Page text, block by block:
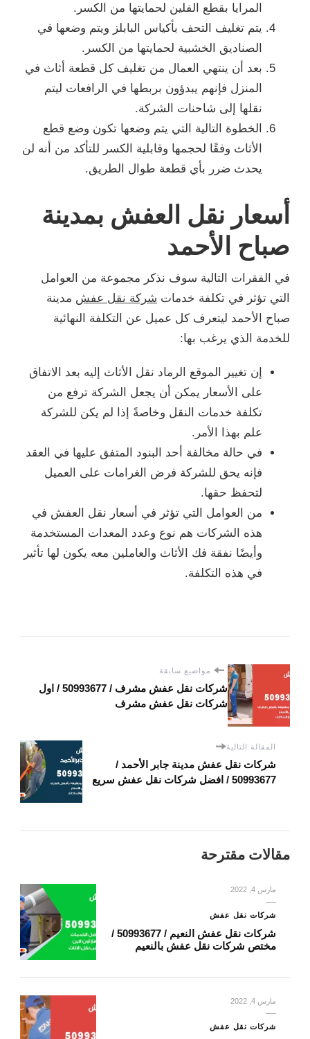
المرايا بقطع الفلين لحمايتها من الكسر.
يتم تغليف التحف بأكياس البابلز ويتم وضعها في
الصناديق الخشبية لحمايتها من الكسر.
بعد أن ينتهي العمال من تغليف كل قطعة أثاث في
المنزل فإنهم يبدؤون بربطها في الرافعات ليتم
نقلها إلى شاحنات الشركة.
الخطوة التالية التي يتم وضعها تكون وضع قطع
الأثاث وفقًا لحجمها وقابلية الكسر للتأكد من أنه لن
يحدث ضرر بأي قطعة طوال الطريق.
أسعار نقل العفش بمدينة
صباح الأحمد
في الفقرات التالية سوف نذكر مجموعة من العوامل
التي تؤثر في تكلفة خدمات شركة نقل عفش مدينة
صباح الأحمد ليتعرف كل عميل عن التكلفة النهائية
للخدمة الذي يرغب بها:
إن تغيير الموقع الرماد نقل الأثاث إليه بعد الاتفاق
على الأسعار يمكن أن يجعل الشركة ترفع من
تكلفة خدمات النقل وخاصةً إذا لم يكن للشركة
علم بهذا الأمر.
في حالة مخالفة أحد البنود المتفق عليها في العقد
فإنه يحق للشركة فرض الغرامات على العميل
لتحفظ حقها.
من العوامل التي تؤثر في أسعار نقل العفش في
هذه الشركات هم نوع وعدد المعدات المستخدمة
وأيضًا نفقة فك الأثاث والعاملين معه يكون لها تأثير
في هذه التكلفة.
مواضيع سابقة
شركات نقل عفش مشرف / 50993677 / اول
شركات نقل عفش مشرف
المقالة التالية
شركات نقل عفش مدينة جابر الأحمد /
50993677 / افضل شركات نقل عفش سريع
مقالات مقترحة
مارس 4, 2022
شركات نقل عفش
شركات نقل عفش النعيم / 50993677 /
مختص شركات نقل عفش بالنعيم
مارس 4, 2022
شركات نقل عفش